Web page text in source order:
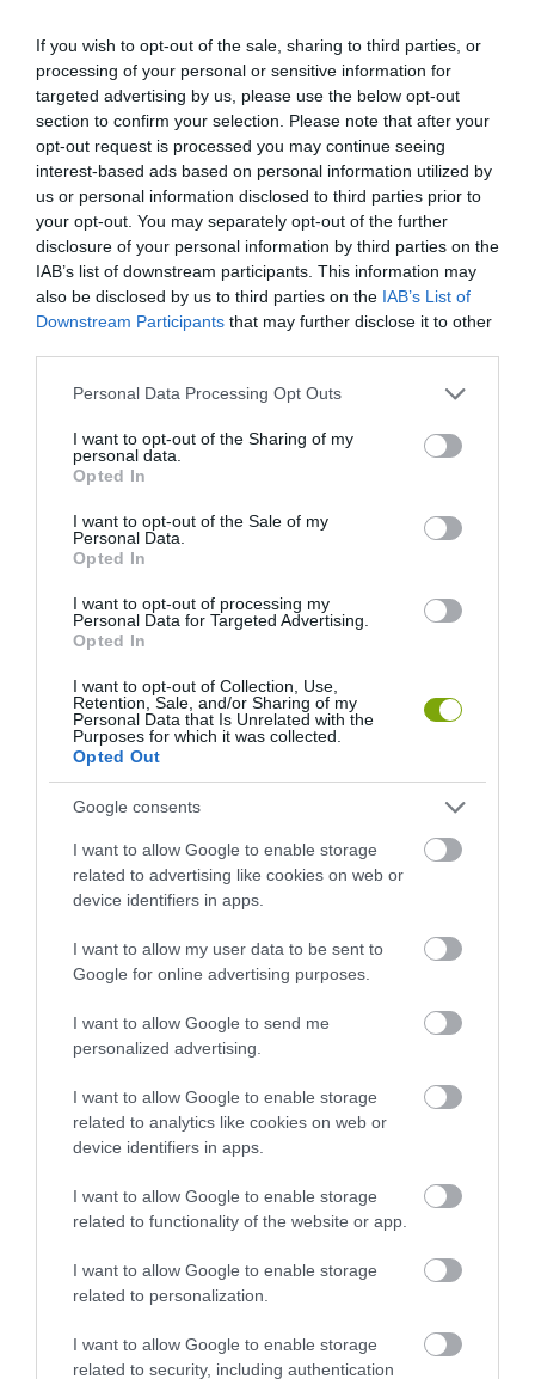
If you wish to opt-out of the sale, sharing to third parties, or
processing of your personal or sensitive information for
targeted advertising by us, please use the below opt-out
section to confirm your selection. Please note that after your
opt-out request is processed you may continue seeing
interest-based ads based on personal information utilized by
us or personal information disclosed to third parties prior to
your opt-out. You may separately opt-out of the further
disclosure of your personal information by third parties on the
IAB’s list of downstream participants. This information may
also be disclosed by us to third parties on the IAB’s List of
Downstream Participants that may further disclose it to other
Please note that this website/app uses one or more Google
not limited to your visit or usage behaviour. You may click to
grant or deny consent to Google and its third-party tags to
use your data for below specified purposes in below Google
consent section.
Personal Data Processing Opt Outs
I want to opt-out of the Sharing of my
personal data.
Opted In
I want to opt-out of the Sale of my
Personal Data.
Opted In
I want to opt-out of processing my
Personal Data for Targeted Advertising.
Opted In
I want to opt-out of Collection, Use,
Retention, Sale, and/or Sharing of my
Personal Data that Is Unrelated with the
Purposes for which it was collected.
Opted Out
Google consents
I want to allow Google to enable storage
related to advertising like cookies on web or
device identifiers in apps.
I want to allow my user data to be sent to
Google for online advertising purposes.
I want to allow Google to send me
personalized advertising.
I want to allow Google to enable storage
related to analytics like cookies on web or
device identifiers in apps.
I want to allow Google to enable storage
related to functionality of the website or app.
I want to allow Google to enable storage
related to personalization.
I want to allow Google to enable storage
related to security, including authentication
FELEDÉSBE MERÜLT HÚSVÉTI SZOKÁSOK: HALLOTTÁL MÁR
RÓLUK?
HASONLÓ ÉRDEKESSÉGEK
PANNONHALMI
ARBORÉTUMBA
KÖRNYÉKÉN: TERMÉSZET,
2026-08-04
2026-08-04
PANNONHALMI FŐAPÁTSÁG
SÖRFŐZDÉBE, A BENCÉS
TEXTILJEI ÚJRA ÖSSZEÁLLTAK: